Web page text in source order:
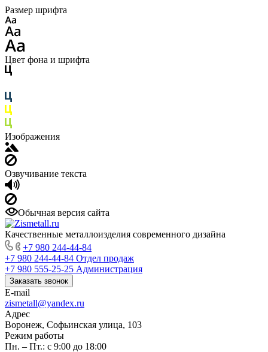
Размер шрифта
Цвет фона и шрифта
Изображения
Озвучивание текста
Обычная версия сайта
Качественные металлоизделия современного дизайна
+7 980 244-44-84
+7 980 244-44-84 Отдел продаж
+7 980 555-25-25 Администрация
Заказать звонок
E-mail
zismetall@yandex.ru
Адрес
Воронеж, Софьинская улица, 103
Режим работы
Пн. – Пт.: с 9:00 до 18:00